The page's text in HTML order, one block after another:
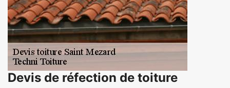
Devis de réfection de toiture